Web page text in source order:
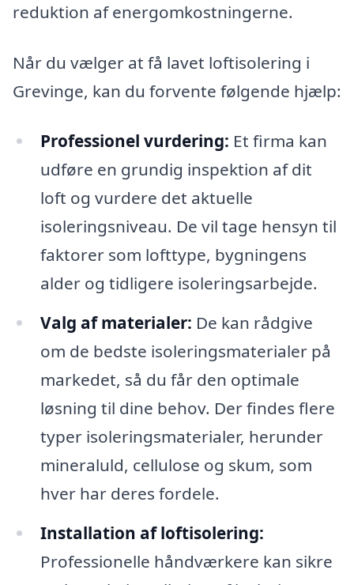
reduktion af energomkostningerne.
Når du vælger at få lavet loftisolering i
Grevinge, kan du forvente følgende hjælp:
Professionel vurdering: Et firma kan
udføre en grundig inspektion af dit
loft og vurdere det aktuelle
isoleringsniveau. De vil tage hensyn til
faktorer som lofttype, bygningens
alder og tidligere isoleringsarbejde.
Valg af materialer: De kan rådgive
om de bedste isoleringsmaterialer på
markedet, så du får den optimale
løsning til dine behov. Der findes flere
typer isoleringsmaterialer, herunder
mineraluld, cellulose og skum, som
hver har deres fordele.
Installation af loftisolering:
Professionelle håndværkere kan sikre